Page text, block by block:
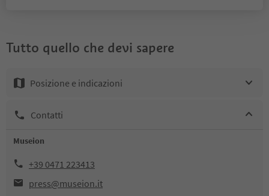
Tutto quello che devi sapere
Posizione e indicazioni
Contatti
Museion
+39 0471 223413
press@museion.it